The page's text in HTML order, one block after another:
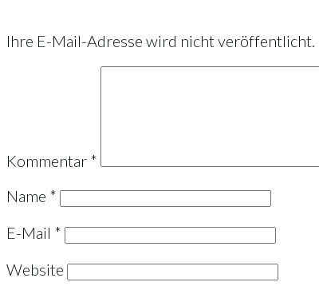
Ihre E-Mail-Adresse wird nicht veröffentlicht.
Kommentar *
Name *
E-Mail *
Website